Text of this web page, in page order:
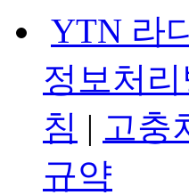
YTN 라
정보처리
침 | 고충
규약